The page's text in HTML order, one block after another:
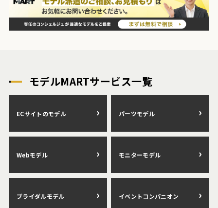
モデルMARTサービス一覧
ECサイトのモデル パーツモデル
Webモデル モニターモデル
ブライダルモデル イベントコンパニオン